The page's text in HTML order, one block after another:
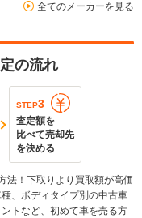
全てのメーカーを見る
の流れ
STEP3
査定額を
比べて売却先
を決める
法！下取りより買取額が高価
、ボディタイプ別の中古車
トなど、初めて車を売る方